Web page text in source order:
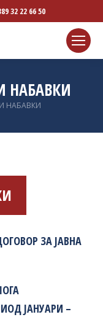
32 22 66 50
НАБАВКИ
НАБАВКИ
ЗА ЈАВНА
ЈАНУАРИ –